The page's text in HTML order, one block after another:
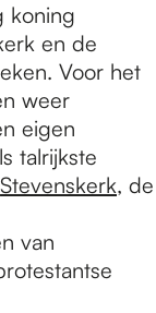
koning
en de
Voor het
weer
eigen
talrijkste
Stevenskerk, de
van